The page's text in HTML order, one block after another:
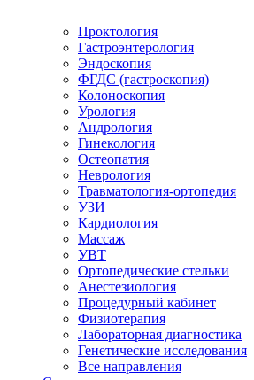
Проктология
Гастроэнтерология
Эндоскопия
ФГДС (гастроскопия)
Колоноскопия
Урология
Андрология
Гинекология
Остеопатия
Неврология
Травматология-ортопедия
УЗИ
Кардиология
Массаж
УВТ
Ортопедические стельки
Анестезиология
Процедурный кабинет
Физиотерапия
Лабораторная диагностика
Генетические исследования
Все направления